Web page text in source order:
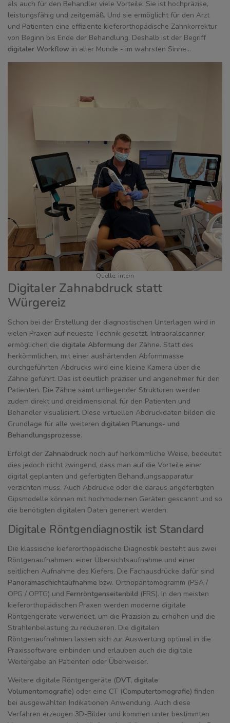
als auch für den Behandler viele Vorteile: Sie ist hochpräzise,
leistungsfähig und zeitgemäß. Und sie ermöglicht für den Arzt
und Patienten eine effiziente kieferorthopädische Zahnkorrektur
von Beginn bis Ende der Behandlung. Deshalb ist der Begriff
digitaler Workflow in aller Munde - im wahrsten Sinne...
Quelle: intern
Digitaler Zahnabdruck statt
Würgereiz
Schon bei der Erstellung der diagnostischen Unterlagen wird in
vielen Praxen auf neueste Technik gesetzt. Intraoralscanner
ermöglichen die digitale Abformung der Zähne. Statt des
herkömmlichen, mit einer aushärtenden Abformmasse
durchgeführten Abdrucks wird eine kleine Kamera über die
Zähne geführt. Das ist deutlich präziser und angenehmer für den
Patienten. Die Zähne samt umliegender Strukturen werden
zudem direkt und dreidimensional für den Patienten und
Behandler visualisiert. Diese virtuellen Abdruckdaten bilden die
Grundlage für alle weiteren digitalen Planungs- und
Behandlungsprozesse.
Erfolgt der Zahnabdruck noch auf herkömmliche Weise, bedeutet
dies jedoch nicht zwingend, dass man auf die Vorteile einer
digital geplanten und gefertigten Behandlungsapparatur
verzichten muss. Auch Abdrücke oder die daraus angefertigten
Gipsmodelle können mit hochmodernen Geräten gescannt und so
die benötigten digitalen Daten generiert werden.
Digitale Röntgendiagnostik ist Standard
Die klassische kieferorthopädische Diagnostik besteht aus zwei
Röntgenaufnahmen: einer Übersichtsaufnahme und einer
seitlichen Aufnahme des Kiefers. Die Fachausdrücke dafür sind
Panoramaschichtaufnahme bzw. Orthopantomogramm (PSA /
OPG / OPTG) und Fernröntgenseitenbild (FRS). In den meisten
kieferorthopädischen Praxen werden moderne digitale
Röntgengeräte verwendet, um die Präzision zu erhöhen und die
Strahlenbelastung zu reduzieren. Die digitalen
Röntgenaufnahmen lassen sich zur Auswertung optimal in die
Praxissoftware einbinden und erlauben auch die digitale
Weitergabe an Patienten oder Überweiser.
Weitere digitale Röntgengeräte (DVT, digitale
Volumentomografie) oder eine CT (Computertomografie) finden
bei ausgewählten Indikationen Anwendung. Auch diese
Verfahren erzeugen 3D-Bilder und kommen unter bestimmten